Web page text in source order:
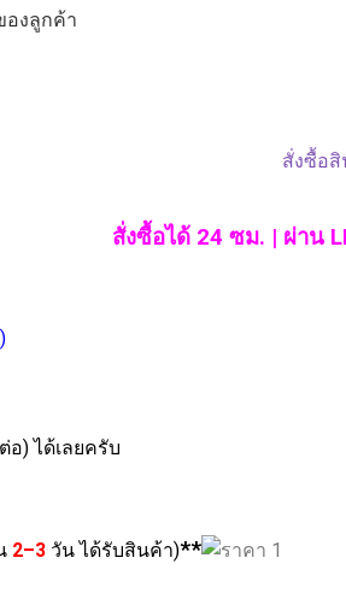
องลูกค้า
สั่งซื้อได้ 24 ซม. | ผ่าน
) ได้เลยครับ
2–3 วัน ได้รับสินค้า)**